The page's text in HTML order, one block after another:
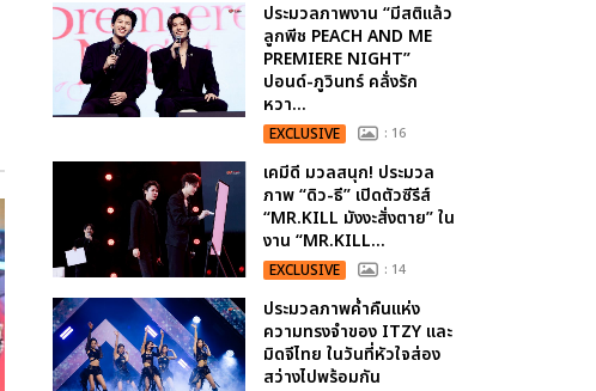
ประมวลภาพงาน “มีสติแล้ว
ลูกพีช PEACH AND ME
PREMIERE NIGHT”
ปอนด์-ภูวินทร์ คลั่งรัก
หวา...
EXCLUSIVE : 16
เคมีดี มวลสนุก! ประมวล
ภาพ “ดิว-ธี” เปิดตัวซีรีส์
“MR.KILL มังงะสั่งตาย” ใน
งาน “MR.KILL...
EXCLUSIVE : 14
ประมวลภาพค่ำคืนแห่ง
ความทรงจำของ ITZY และ
มิดจีไทย ในวันที่หัวใจส่อง
สว่างไปพร้อมกัน